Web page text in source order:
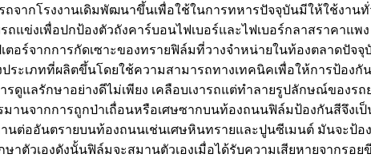
ากโรงงานเดิมพัฒนาขึ้นเพื่อใช้ในการทหารปัจจุบันมีให้ใช้งาน
ข่งเพื่อปกป้องตัวถังคาร์บอนไฟเบอร์และไฟเบอร์กลาสราคาแพ
อร์จากการกัดเซาะของทรายฟิล์มที่วางจำหน่ายในท้องตลาดปัจ
ระเภทที่ผลิตขึ้นโดยใช้ความสามารถทางเทคนิคเพื่อให้การป้อง
แลรักษาอย่างดีไม่เพียง เคลือบเงารถแต่ทำลายรูปลักษณ์ของร
านจากการถูกป่าเถื่อนหรือเศษซากบนท้องถนนฟิล์มป้องกันสีจึง
นต่ออันตรายบนท้องถนนเช่นเศษหินทรายและปูนซีเมนต์ มันจะป้
วเองดังนั้นฟิล์มจะสมานตัวเองเมื่อได้รับความเสียหายจากรอย